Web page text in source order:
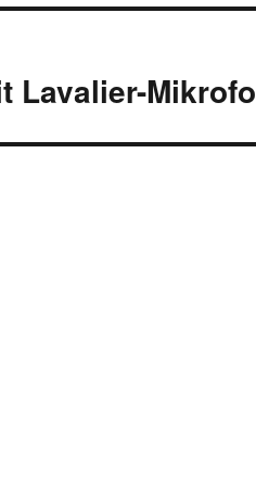
Lavalier-